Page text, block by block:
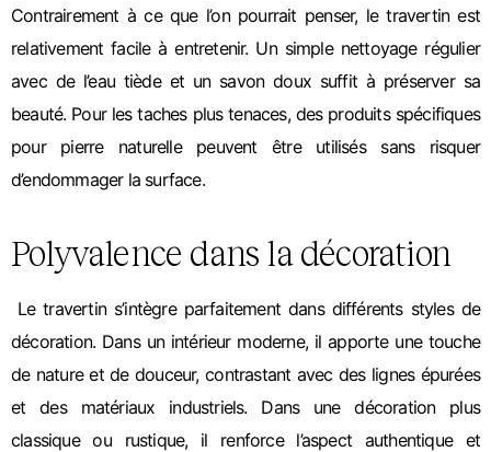
Contrairement à ce que l’on pourrait penser, le travertin est
relativement facile à entretenir. Un simple nettoyage régulier
avec de l’eau tiède et un savon doux suffit à préserver sa
beauté. Pour les taches plus tenaces, des produits spécifiques
pour pierre naturelle peuvent être utilisés sans risquer
d’endommager la surface.
Polyvalence dans la décoration
Le travertin s’intègre parfaitement dans différents styles de
décoration. Dans un intérieur moderne, il apporte une touche
de nature et de douceur, contrastant avec des lignes épurées
et des matériaux industriels. Dans une décoration plus
classique ou rustique, il renforce l’aspect authentique et